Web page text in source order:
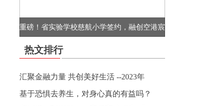
重磅！省实验学校慈航小学签约，融创空港宸
热文排行
汇聚金融力量 共创美好生活 --2023年
基于恐惧去养生，对身心真的有益吗？